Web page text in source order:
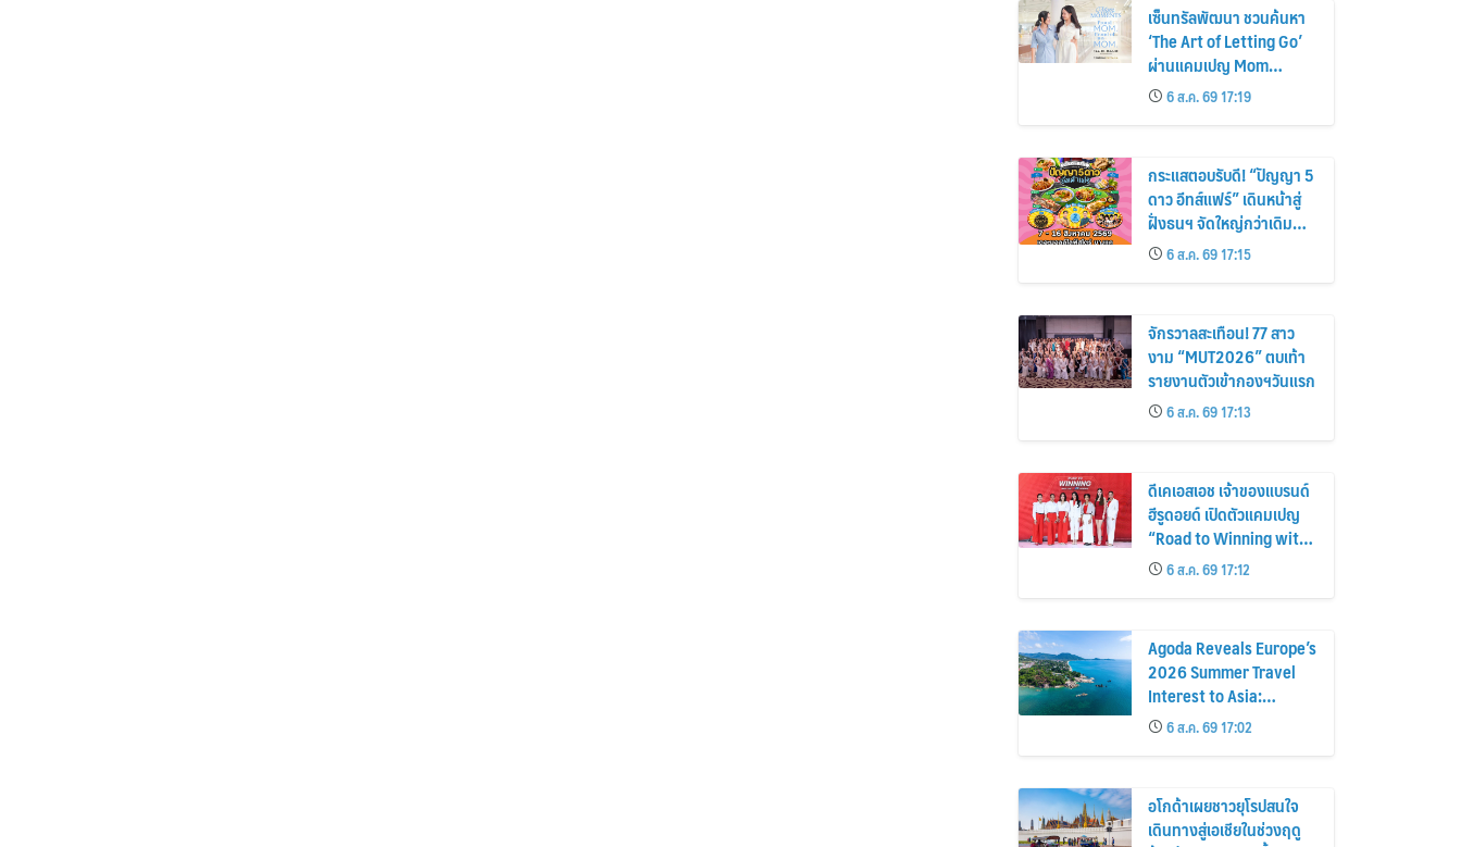
เซ็นทรัลพัฒนา ชวนค้นหา
‘The Art of Letting Go’
ผ่านแคมเปญ Mom
Moments: Proud Mom.
Proud of My Mom.
6 ส.ค. 69 17:19
กระแสตอบรับดี! “ปัญญา 5
ดาว อีทส์แฟร์” เดินหน้าสู่
ฝั่งธนฯ จัดใหญ่กว่าเดิม
ร้านเด็ดเพิ่ม อิ่มฟิน 10 วัน
เต็ม!
6 ส.ค. 69 17:15
จักรวาลสะเทือน! 77 สาว
งาม “MUT2026” ตบเท้า
รายงานตัวเข้ากองฯวันแรก
6 ส.ค. 69 17:13
ดีเคเอสเอช เจ้าของแบรนด์
ฮีรูดอยด์ เปิดตัวแคมเปญ
“Road to Winning with
the MPS Science”
6 ส.ค. 69 17:12
Agoda Reveals Europe’s
2026 Summer Travel
Interest to Asia:
Bangkok, Koh Samui,
and Pattaya Among the
Top Cities
6 ส.ค. 69 17:02
อโกด้าเผยชาวยุโรปสนใจ
เดินทางสู่เอเชียในช่วงฤดู